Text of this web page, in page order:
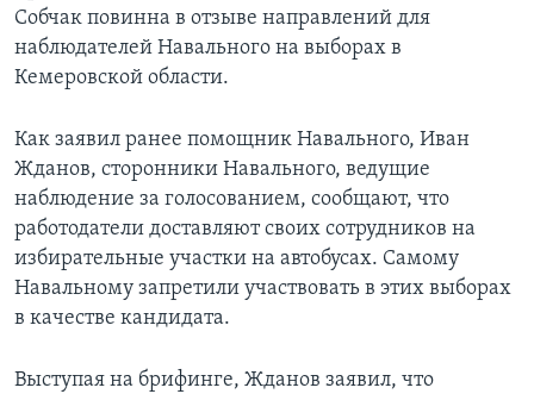
Собчак повинна в отзыве направлений для
наблюдателей Навального на выборах в
Кемеровской области.
Как заявил ранее помощник Навального, Иван
Жданов, сторонники Навального, ведущие
наблюдение за голосованием, сообщают, что
работодатели доставляют своих сотрудников на
избирательные участки на автобусах. Самому
Навальному запретили участвовать в этих выборах
в качестве кандидата.
Выступая на брифинге, Жданов заявил, что